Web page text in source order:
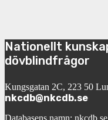
Nationellt
dövblindfrågor
Kungsgatan 2C, 223 50
nkcdb@nkcdb.se
Databasens namn: nkcdb.se